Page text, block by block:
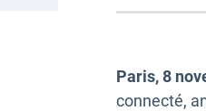
Paris, 8
connecté,